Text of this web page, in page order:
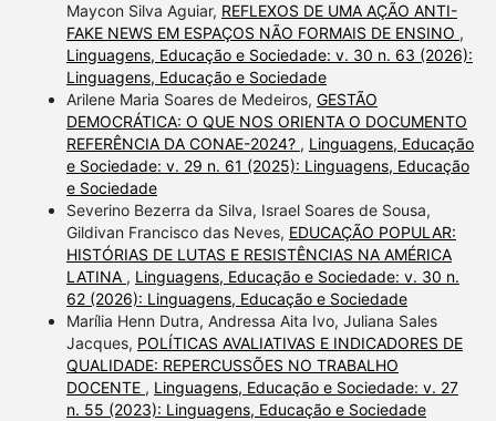
Maycon Silva Aguiar, REFLEXOS DE UMA AÇÃO ANTI-
FAKE NEWS EM ESPAÇOS NÃO FORMAIS DE ENSINO ,
Linguagens, Educação e Sociedade: v. 30 n. 63 (2026):
Linguagens, Educação e Sociedade
Arilene Maria Soares de Medeiros, GESTÃO
DEMOCRÁTICA: O QUE NOS ORIENTA O DOCUMENTO
REFERÊNCIA DA CONAE-2024? , Linguagens, Educação
e Sociedade: v. 29 n. 61 (2025): Linguagens, Educação
e Sociedade
Severino Bezerra da Silva, Israel Soares de Sousa,
Gildivan Francisco das Neves, EDUCAÇÃO POPULAR:
HISTÓRIAS DE LUTAS E RESISTÊNCIAS NA AMÉRICA
LATINA , Linguagens, Educação e Sociedade: v. 30 n.
62 (2026): Linguagens, Educação e Sociedade
Marília Henn Dutra, Andressa Aita Ivo, Juliana Sales
Jacques, POLÍTICAS AVALIATIVAS E INDICADORES DE
QUALIDADE: REPERCUSSÕES NO TRABALHO
DOCENTE , Linguagens, Educação e Sociedade: v. 27
n. 55 (2023): Linguagens, Educação e Sociedade